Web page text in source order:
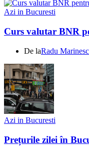
Azi in Bucuresti
Curs valutar BNR
De laRadu
Azi in Bucuresti
Prețurile zilei în